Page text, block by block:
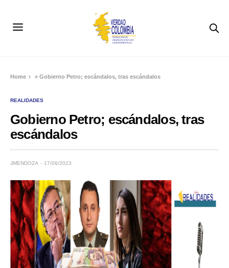
Home »Gobierno Petro; escándalos, tras escándalos
REALIDADES
Gobierno Petro; escándalos, tras
escándalos
JMENDOZA 17/06/2023